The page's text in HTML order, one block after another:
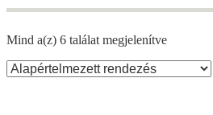
Mind a(z) 6 találat megjelenítve